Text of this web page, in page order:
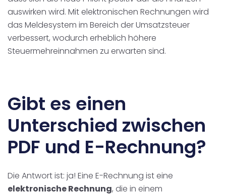
auswirken wird. Mit elektronischen Rechnungen wird
das Meldesystem im Bereich der Umsatzsteuer
verbessert, wodurch erheblich höhere
Steuermehreinnahmen zu erwarten sind.
Gibt es einen
Unterschied zwischen
PDF und E-Rechnung?
Die Antwort ist: ja!Eine E-Rechnung ist eine
elektronische Rechnung, die in einem